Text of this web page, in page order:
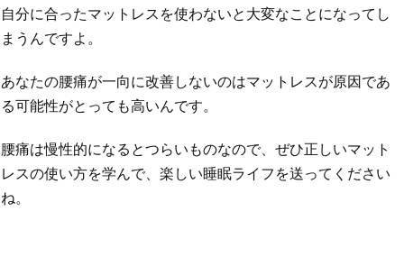
自分に合ったマットレスを使わないと大変なことになってし
まうんですよ。
あなたの腰痛が一向に改善しないのはマットレスが原因であ
る可能性がとっても高いんです。
腰痛は慢性的になるとつらいものなので、ぜひ正しいマット
レスの使い方を学んで、楽しい睡眠ライフを送ってください
ね。